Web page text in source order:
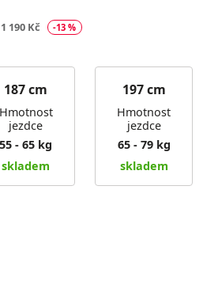
190 Kč -13 %
187 cm
Hmotnost
jezdce
55 - 65 kg
skladem
197 cm
Hmotnost
jezdce
65 - 79 kg
skladem